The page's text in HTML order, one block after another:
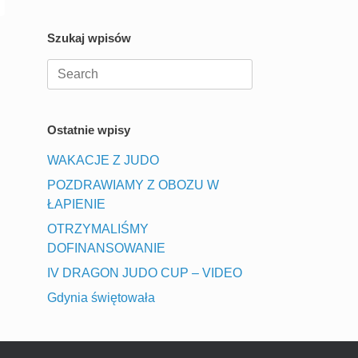
Szukaj wpisów
Search
for:
Ostatnie wpisy
WAKACJE Z JUDO
POZDRAWIAMY Z OBOZU W
ŁAPIENIE
OTRZYMALIŚMY
DOFINANSOWANIE
IV DRAGON JUDO CUP – VIDEO
Gdynia świętowała